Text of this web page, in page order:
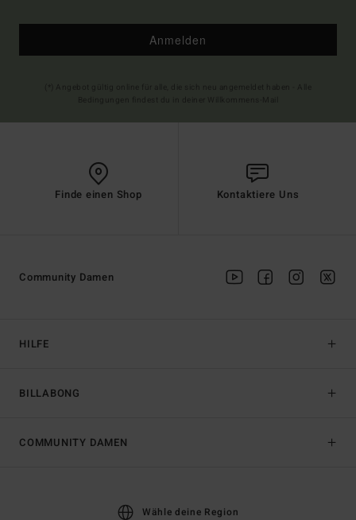
Anmelden
Finde einen Shop Kontaktiere Uns
HILFE
BILLABONG
Community Damen
COMMUNITY DAMEN
Wähle deine Region